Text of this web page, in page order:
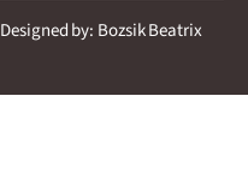
Designed by: Bozsik Beatrix